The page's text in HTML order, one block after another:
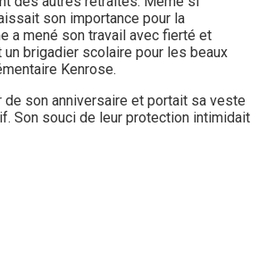
son importance pour la
a mené son travail avec fierté et
brigadier scolaire pour les beaux
Kenrose.
de son anniversaire et portait sa veste
Son souci de leur protection intimidait